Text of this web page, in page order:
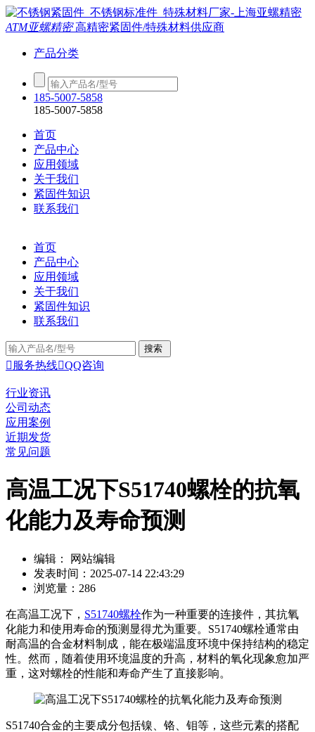
ATM亚螺精密高精密紧固件/特殊材料供应商
产品分类
185-5007-5858
185-5007-5858
首页
产品中心
应用领域
关于我们
紧固件知识
联系我们
首页
产品中心
应用领域
关于我们
紧固件知识
联系我们
 服务热线QQ咨询
行业资讯
公司动态
应用案例
近期发货
常见问题
高温工况下S51740螺栓的抗氧
化能力及寿命预测
编辑： 网站编辑
发表时间：2025-07-14 22:43:29
浏览量：286
在高温工况下， S51740螺栓作为一种重要的连接件，其抗氧
化能力和使用寿命的预测显得尤为重要。S51740螺栓通常由
耐高温的合金材料制成，能在极端温度环境中保持结构的稳定
性。然而，随着使用环境温度的升高，材料的氧化现象愈加严
重，这对螺栓的性能和寿命产生了直接影响。
S51740合金的主要成分包括镍、铬、钼等，这些元素的搭配